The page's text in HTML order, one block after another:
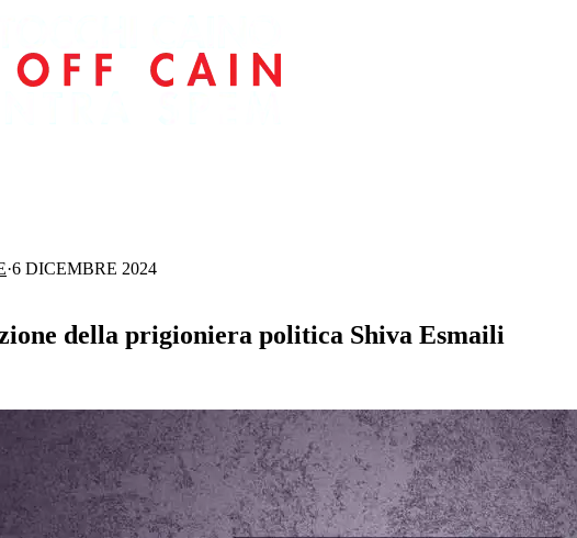
·6 DICEMBRE 2024
della prigioniera politica Shiva Esmaili